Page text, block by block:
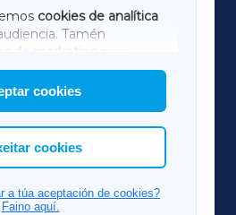
cookies de analítica
Tamén
de marketing
de terceiros.
a elección das
permitir.
cookies
cookies
a túa aceptación de cookies?
Faino aquí.
AMARIÑAXA
ACORUÑAXA
FERROLXA